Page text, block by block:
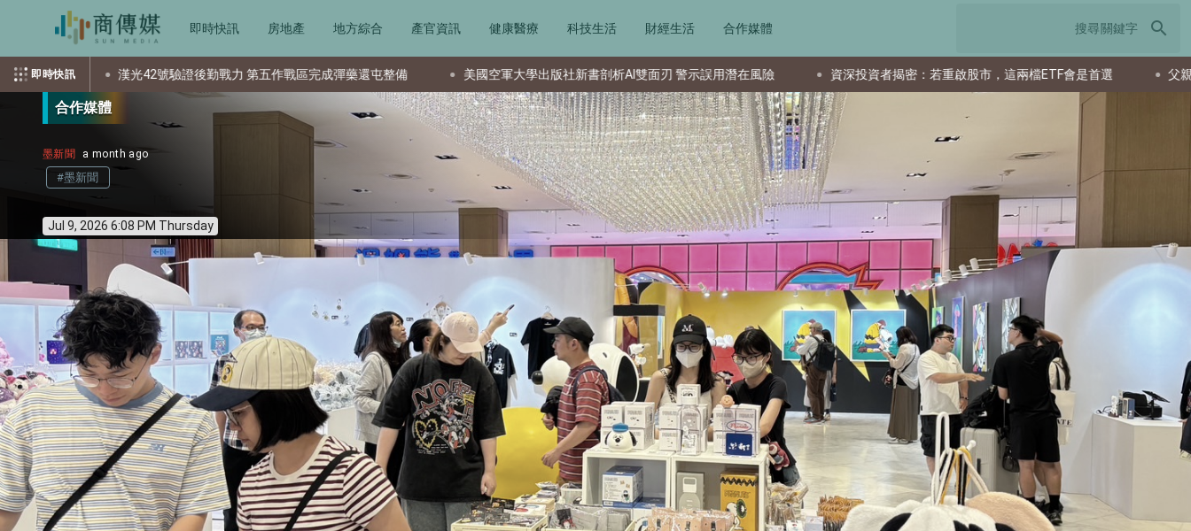
即時快訊 房地產 地方綜合 產官資訊 健康醫療 科技生活 財經生活 合作媒體 search
即時快訊
戰力 第五作戰區完成彈藥還屯整備 美國空軍大學出版社新書剖析AI雙面刃 警示誤用潛在風險 資深投資者揭密：若重啟股市，這兩檔ETF會是首選 父親節送什麼最實用？從聚餐、運動到日
合作媒體
墨新聞 a month ago
#墨新聞
Jul 9, 2026 6:08 PM Thursday